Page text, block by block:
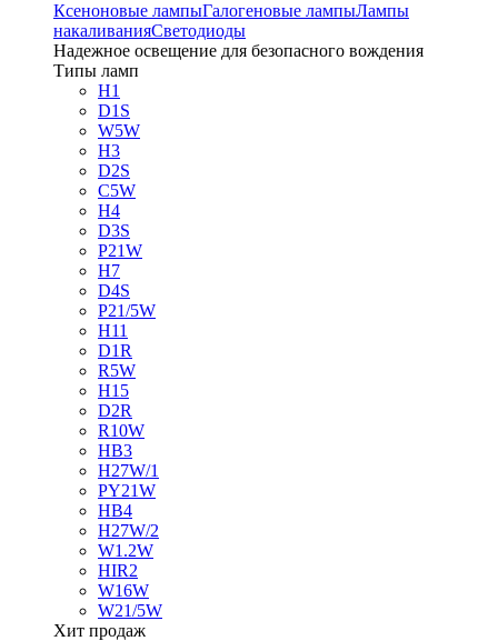
Ксеноновые лампыГалогеновые лампыЛампы
накаливанияСветодиоды
Надежное освещение для безопасного вождения
Типы ламп
H1
D1S
W5W
H3
D2S
C5W
H4
D3S
P21W
H7
D4S
P21/5W
H11
D1R
R5W
H15
D2R
R10W
HB3
H27W/1
PY21W
HB4
H27W/2
W1.2W
HIR2
W16W
W21/5W
Хит продаж